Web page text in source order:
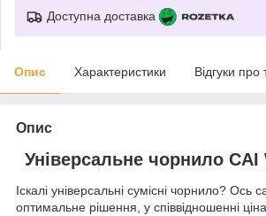
Доступна доставка
Опис Характеристики Відгуки про
Опис
Універсальне чорнило CAI
Іскалі універсальні сумісні чорнило? Ось
оптимальне рішення, у співвідношенні ціна